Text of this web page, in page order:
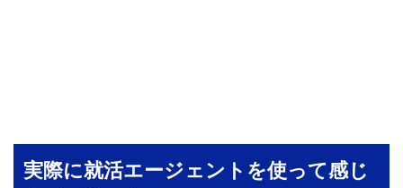
実際に就活エージェントを使って感じ